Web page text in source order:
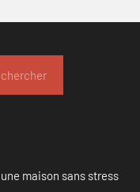
maison sans stress